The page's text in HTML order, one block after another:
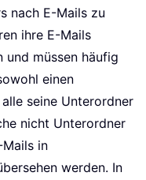
nach E-Mails zu
ihre E-Mails
müssen häufig
einen
seine Unterordner
nicht Unterordner
in
werden. In